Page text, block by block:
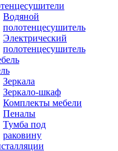
Водяной
полотенцесушитель
Электрический
полотенцесушитель
Зеркала
Зеркало-шкаф
Комплекты мебели
Пеналы
Тумба под
раковину